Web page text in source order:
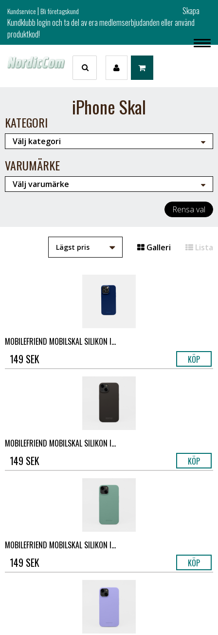
Kundservice|Bli företagskund
Skapa
Kundklubb login och ta del av era medlemserbjudanden eller använd
produktkod!
iPhone Skal
KATEGORI
VARUMÄRKE
Rensa val
Galleri Lista
MOBILEFRIEND MOBILSKAL SILIKON I...
149 SEK KÖP
MOBILEFRIEND MOBILSKAL SILIKON I...
149 SEK KÖP
MOBILEFRIEND MOBILSKAL SILIKON I...
149 SEK KÖP